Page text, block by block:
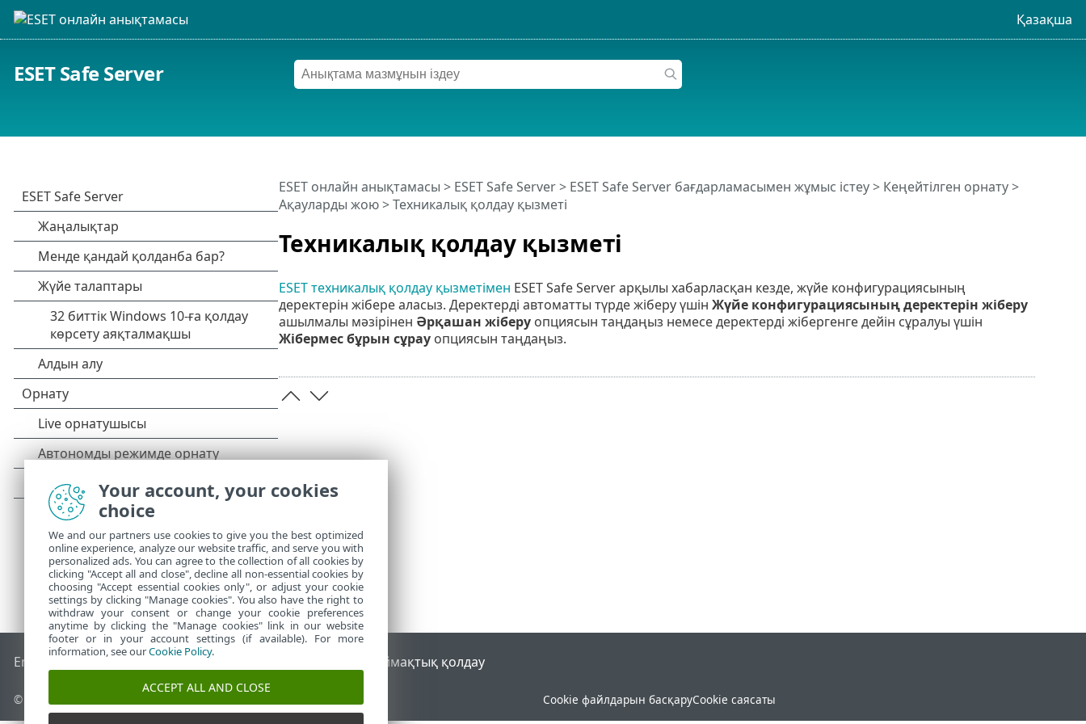
Қазақша
ESET Safe Server
Техникалық қолдау қызметі
ESET онлайн анықтамасы > ESET Safe Server> ESET Safe Server бағдарламасымен жұмыс істеу> Кеңейтілген орнату>
Ақауларды жою > Техникалық қолдау қызметі
ESET техникалық қолдау қызметімен ESET Safe Server арқылы хабарласқан кезде, жүйе конфигурациясының
деректерін жібере аласыз. Деректерді автоматты түрде жіберу үшін Жүйе конфигурациясының деректерін жіберу
ашылмалы мәзірінен Әрқашан жіберуопциясын таңдаңыз немесе деректерді жібергенге дейін сұралуы үшін
Жібермес бұрын сұрауопциясын таңдаңыз.
End of Life ESET білім қоры ESET форумы Аймақтық қолдау
© 1992 - 2026 ESET, spol. s r.o. - Барлық құқықтары қорғалған. Cookie файлдарын басқаруCookie саясаты
Your account, your cookies
choice
We and our partners use cookies to give you the best optimized
online experience, analyze our website traffic, and serve you with
personalized ads. You can agree to the collection of all cookies by
clicking "Accept all and close", decline all non-essential cookies by
choosing "Accept essential cookies only", or adjust your cookie
settings by clicking "Manage cookies". You also have the right to
withdraw your consent or change your cookie preferences
anytime by clicking the "Manage cookies" link in our website
footer or in your account settings (if available). For more
information, see ourCookie Policy.
ACCEPT ALL AND CLOSE